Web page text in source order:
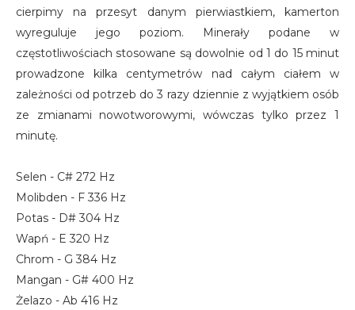
cierpimy na przesyt danym pierwiastkiem, kamerton
wyreguluje jego poziom. Minerały podane w
częstotliwościach stosowane są dowolnie od 1 do 15 minut
prowadzone kilka centymetrów nad całym ciałem w
zależności od potrzeb do 3 razy dziennie z wyjątkiem osób
ze zmianami nowotworowymi, wówczas tylko przez 1
minutę.
Selen - C# 272 Hz
Molibden - F 336 Hz
Potas - D# 304 Hz
Wapń - E 320 Hz
Chrom - G 384 Hz
Mangan - G# 400 Hz
Żelazo - Ab 416 Hz